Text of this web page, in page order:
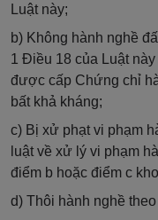
Luật này;
b) Không hành nghề
1 Điều 18 của Luật
được cấp Chứng chỉ
bất khả kháng;
c) Bị xử phạt vi phạm
luật về xử lý vi phạm
điểm b hoặc điểm c
d) Thôi hành nghề